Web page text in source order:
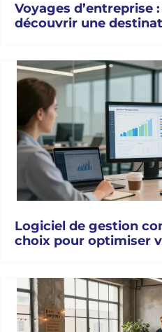
Voyages d’entreprise
découvrir une
Logiciel de gestion
choix pour optimiser